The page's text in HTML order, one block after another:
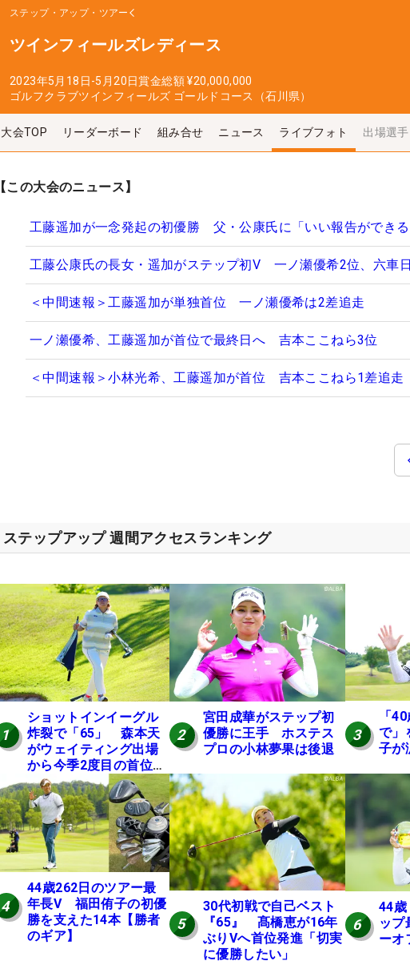
ステップ・アップ・ツアー
ツインフィールズレディース
2023年5月18日-5月20日賞金総額 ¥20,000,000
ゴルフクラブツインフィールズ ゴールドコース（石川県）
大会TOP リーダーボード 組み合せ ニュース ライブフォト 出場選手
【この大会のニュース】
工藤遥加が一念発起の初優勝 父・公康氏に「いい報告ができる
工藤公康氏の長女・遥加がステップ初V 一ノ瀬優希2位、六車
＜中間速報＞工藤遥加が単独首位 一ノ瀬優希は2差追走
一ノ瀬優希、工藤遥加が首位で最終日へ 吉本ここねら3位
＜中間速報＞小林光希、工藤遥加が首位 吉本ここねら1差追走
ステップアップ 週間アクセスランキング
1
ショットインイーグル
炸裂で「65」 森本天
がウェイティング出場
から今季2度目の首位発
進
2
宮田成華がステップ初
優勝に王手 ホステス
プロの小林夢果は後退
3
「
で
子が
4
44歳262日のツアー最
年長V 福田侑子の初優
勝を支えた14本【勝者
のギア】
5
30代初戦で自己ベスト
『65』 髙橋恵が16年
ぶりVへ首位発進「切実
に優勝したい」
6
44歳
ッ
ーオ